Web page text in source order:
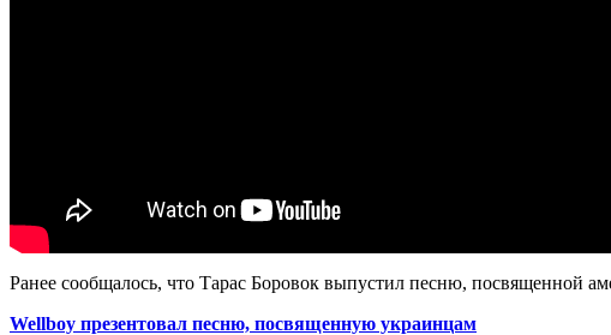
Ранее сообщалось, что Тарас Боровок выпустил песню, посвященной
Wellboy презентовал песню, посвященную украинцам